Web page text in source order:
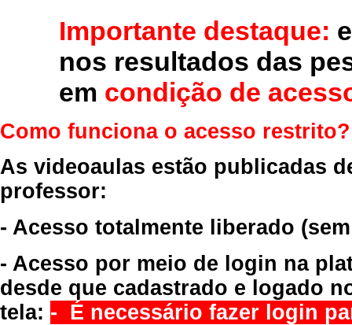
Importante destaque:
nos resultados das
em condição de
Como funciona o acesso restrito?
As videoaulas estão publicadas
professor:
- Acesso totalmente liberado
- Acesso por meio de login na
desde que cadastrado e logado
tela: - É necessário fazer login